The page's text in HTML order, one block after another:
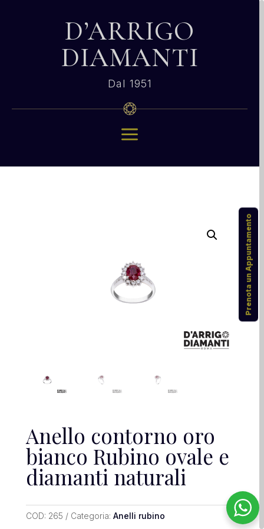
D’ARRIGO
DIAMANTI
Dal 1951
a
Anello contorno oro
bianco Rubino ovale e
diamanti naturali
COD: 265 Categoria: Anelli rubino
Prenota un Appuntamento